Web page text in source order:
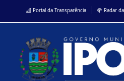
Portal da Transparência Radar